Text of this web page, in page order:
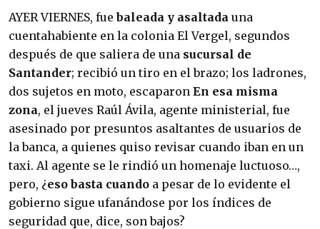
AYER VIERNES, fuebaleada y asaltada una
cuentahabiente en la colonia El Vergel, segun­dos
después de que saliera de una sucursal de
Santander; recibió un tiro en el brazo; los ladro­nes,
dos sujetos en moto, escaparon En esa misma
zona, el jueves Raúl Ávila, agen­te ministerial, fue
asesinado por presuntos asal­tantes de usuarios de
la banca, a quienes quiso revisar cuando iban en un
taxi. Al agente se le rindió un homenaje luctuoso…,
pero, ¿eso bas­ta cuando a pesar de lo evidente el
gobierno sigue ufanándose por los índices de
seguridad que, dice, son bajos?